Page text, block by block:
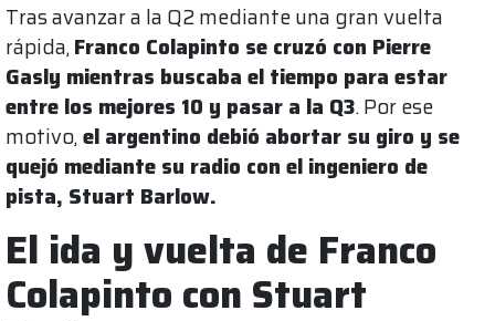
Tras avanzar a la Q2 mediante una gran vuelta
rápida,Franco Colapinto se cruzó con Pierre
Gasly mientras buscaba el tiempo para estar
entre los mejores 10 y pasar a la Q3. Por ese
motivo,el argentino debió abortar su giro y se
quejó mediante su radio con el ingeniero de
pista, Stuart Barlow.
El ida y vuelta de Franco
Colapinto con Stuart